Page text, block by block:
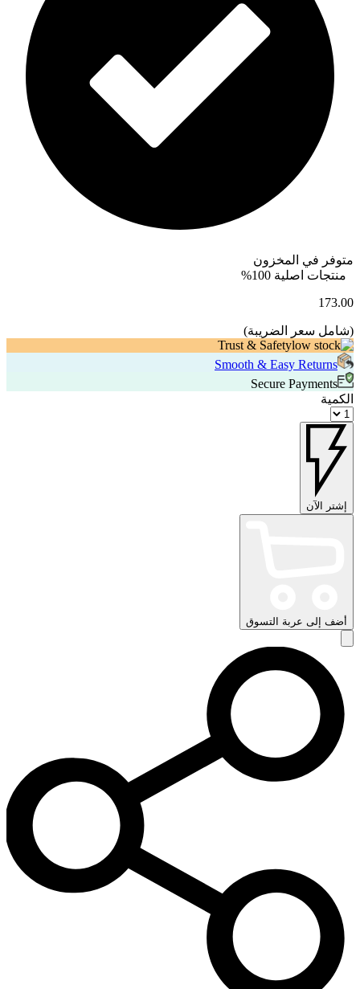
متوفر في المخزون
منتجات اصلية 100%
173.00
(شامل سعر الضريبة)
Trust & Safety
Smooth & Easy Returns
Secure Payments
الكمية
إشتر الآن
أضف إلى عربة التسوق